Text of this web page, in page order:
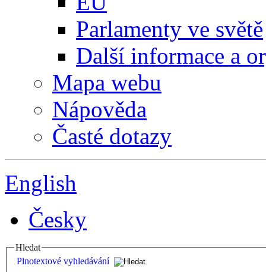
Parlamenty ve světě
Další informace a
Mapa webu
Nápověda
Časté dotazy
English
Česky
Hledat
Plnotextové vyhledávání